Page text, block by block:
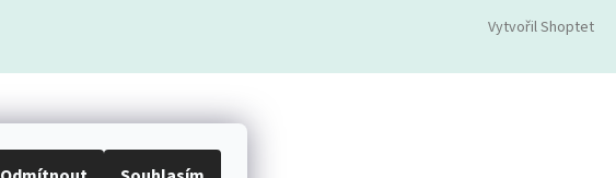
Vytvořil Shoptet